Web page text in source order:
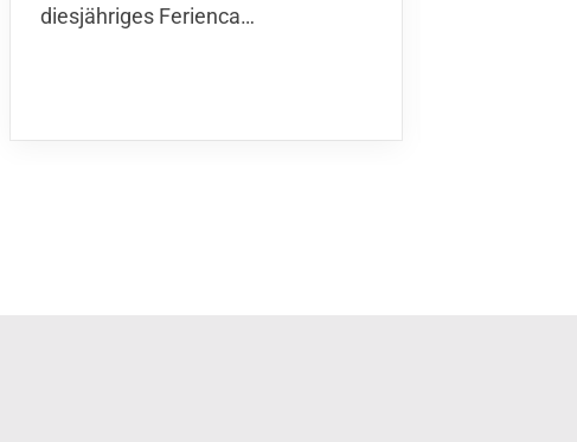
diesjähriges Ferienca…